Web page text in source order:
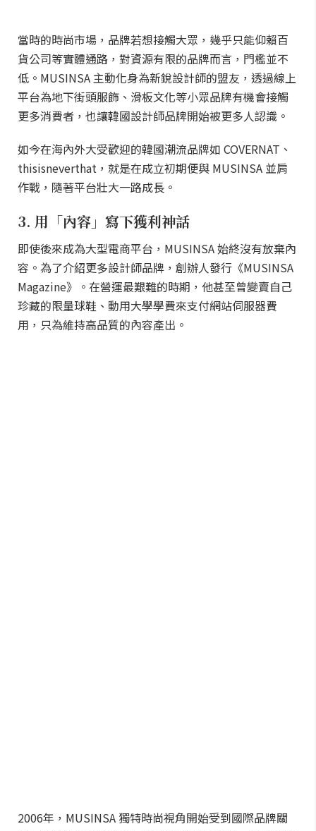
當時的時尚市場，品牌若想接觸大眾，幾乎只能仰賴百
貨公司等實體通路，對資源有限的品牌而言，門檻並不
低。MUSINSA 主動化身為新銳設計師的盟友，透過線上
平台為地下街頭服飾、滑板文化等小眾品牌有機會接觸
更多消費者，也讓韓國設計師品牌開始被更多人認識。
如今在海內外大受歡迎的韓國潮流品牌如 COVERNAT、
thisisneverthat，就是在成立初期便與 MUSINSA 並肩
作戰，隨著平台壯大一路成長。
3. 用「內容」寫下獲利神話
即使後來成為大型電商平台，MUSINSA 始終沒有放棄內
容。為了介紹更多設計師品牌，創辦人發行《MUSINSA
Magazine》。在營運最艱難的時期，他甚至曾變賣自己
珍藏的限量球鞋、動用大學學費來支付網站伺服器費
用，只為維持高品質的內容產出。
2006年，MUSINSA 獨特時尚視角開始受到國際品牌關